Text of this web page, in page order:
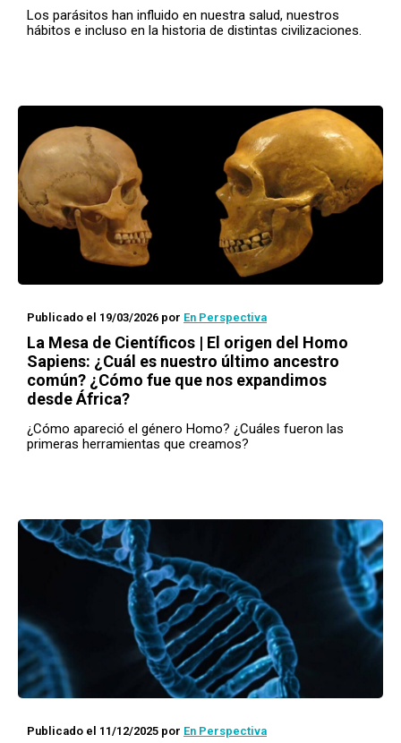
Los parásitos han influido en nuestra salud, nuestros
hábitos e incluso en la historia de distintas civilizaciones.
Publicado el 19/03/2026 por En Perspectiva
La Mesa de Científicos | El origen del Homo
Sapiens: ¿Cuál es nuestro último ancestro
común? ¿Cómo fue que nos expandimos
desde África?
¿Cómo apareció el género Homo? ¿Cuáles fueron las
primeras herramientas que creamos?
Publicado el 11/12/2025 por En Perspectiva